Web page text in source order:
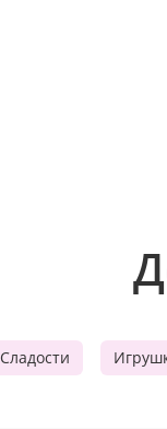
Сладости